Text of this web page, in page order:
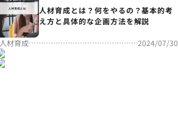
人材育成とは？何をやるの？基本的考
え方と具体的な企画方法を解説
人材育成 2024/07/30